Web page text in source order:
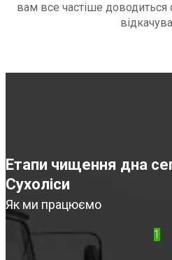
вам все частіше доводиться
Етапи чищення дна
Сухоліси
Як ми працюємо
1